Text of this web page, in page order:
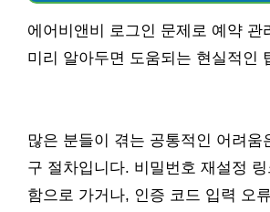
에어비앤비 로그인 문제로 예약 관
미리 알아두면 도움되는 현실적인
많은 분들이 겪는 공통적인 어려움
구 절차입니다. 비밀번호 재설정
함으로 가거나, 인증 코드 입력 오